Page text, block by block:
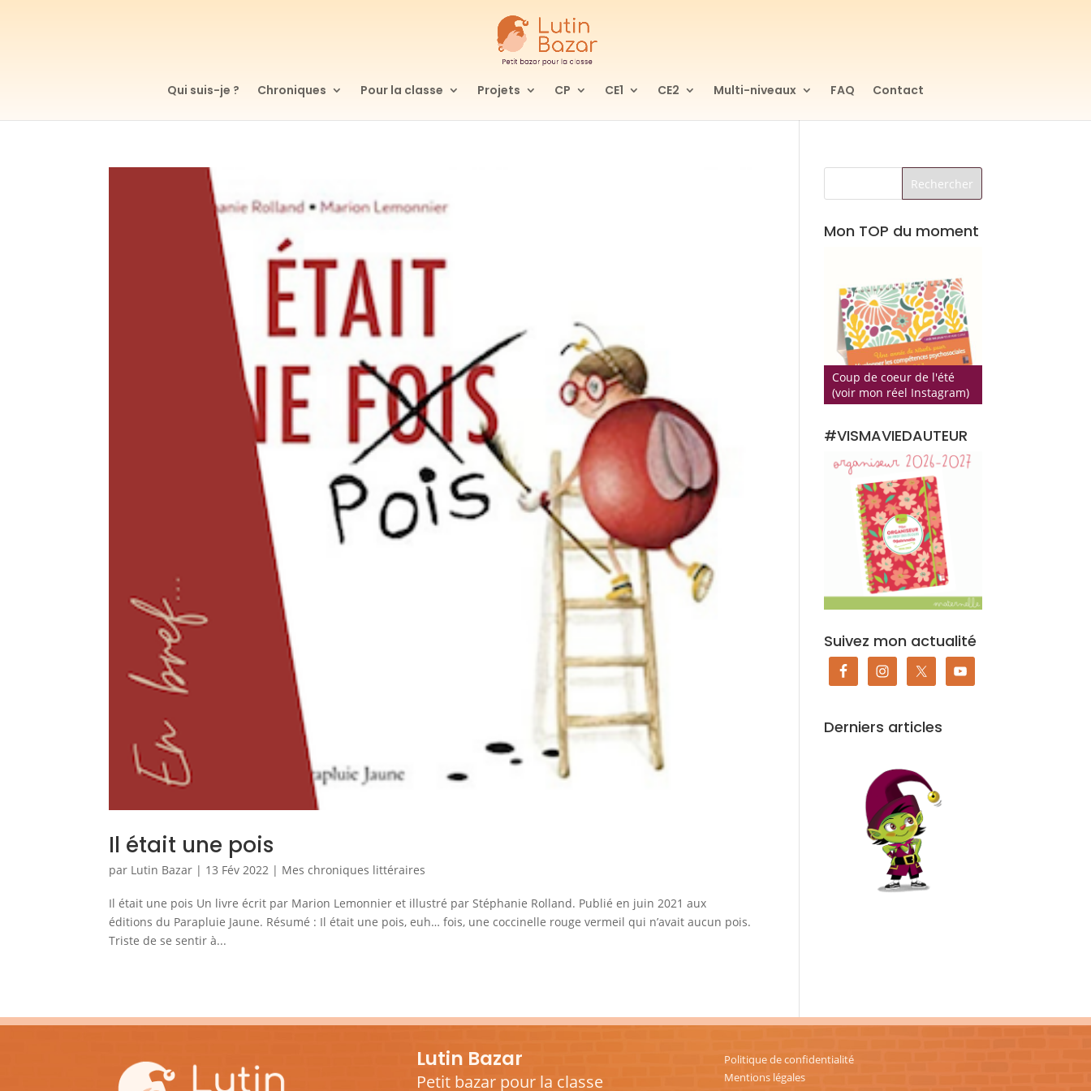
Qui suis-je ? Chroniques Pour la classe Projets CP CE1 CE2 Multi-niveaux FAQ Contact
Il était une pois
par Lutin Bazar | 13 Fév 2022 | Mes chroniques littéraires
Il était une pois Un livre écrit par Marion Lemonnier et illustré par Stéphanie Rolland. Publié en juin 2021 aux
éditions du Parapluie Jaune. Résumé : Il était une pois, euh… fois, une coccinelle rouge vermeil qui n’avait aucun pois.
Triste de se sentir à...
Mon TOP du moment
Coup de coeur de l'été
(voir mon réel Instagram)
#VISMAVIEDAUTEUR
Suivez mon actualité
Derniers articles
Lutin Bazar
Petit bazar pour la classe
Politique de confidentialité
Mentions légales